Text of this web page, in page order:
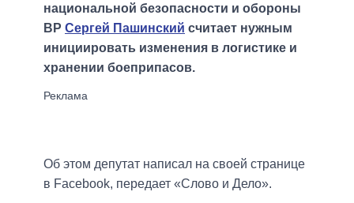
национальной безопасности и обороны
ВР Сергей Пашинский считает нужным
инициировать изменения в логистике и
хранении боеприпасов.
Об этом депутат написал на своей странице
в Facebook, передает «Слово и Дело».